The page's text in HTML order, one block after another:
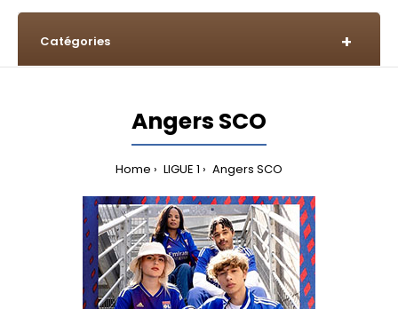
Catégories
Angers SCO
Home LIGUE 1 Angers SCO